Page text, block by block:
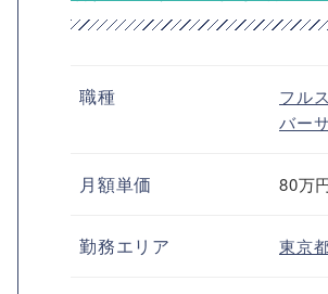
職種 フル
バー
月額単価 80万
勤務エリア 東京